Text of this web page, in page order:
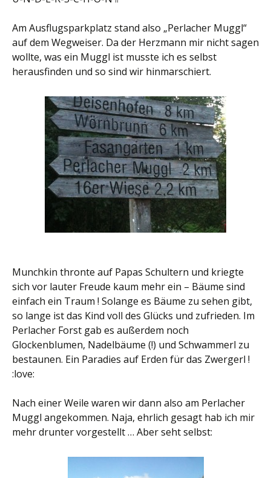
Am Ausflugsparkplatz stand also „Perlacher Muggl“
auf dem Wegweiser. Da der Herzmann mir nicht sagen
wollte, was ein Muggl ist musste ich es selbst
herausfinden und so sind wir hinmarschiert.
Munchkin thronte auf Papas Schultern und kriegte
sich vor lauter Freude kaum mehr ein – Bäume sind
einfach ein Traum ! Solange es Bäume zu sehen gibt,
so lange ist das Kind voll des Glücks und zufrieden. Im
Perlacher Forst gab es außerdem noch
Glockenblumen, Nadelbäume (!) und Schwammerl zu
bestaunen. Ein Paradies auf Erden für das Zwergerl !
:love:
Nach einer Weile waren wir dann also am Perlacher
Muggl angekommen. Naja, ehrlich gesagt hab ich mir
mehr drunter vorgestellt … Aber seht selbst: